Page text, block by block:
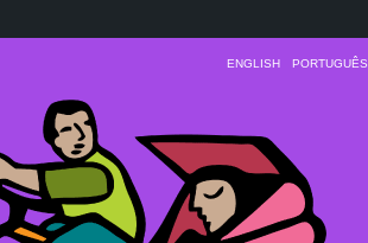
ENGLISH PORTUGUÊS